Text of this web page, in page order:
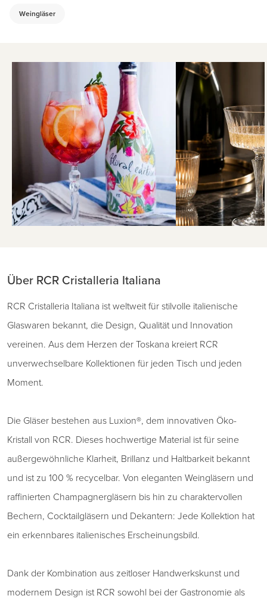
Weingläser
Über RCR Cristalleria Italiana
RCR Cristalleria Italiana ist weltweit für stilvolle italienische
Glaswaren bekannt, die Design, Qualität und Innovation
vereinen. Aus dem Herzen der Toskana kreiert RCR
unverwechselbare Kollektionen für jeden Tisch und jeden
Moment.
Die Gläser bestehen aus Luxion®, dem innovativen Öko-
Kristall von RCR. Dieses hochwertige Material ist für seine
außergewöhnliche Klarheit, Brillanz und Haltbarkeit bekannt
und ist zu 100 % recycelbar. Von eleganten Weingläsern und
raffinierten Champagnergläsern bis hin zu charaktervollen
Bechern, Cocktailgläsern und Dekantern: Jede Kollektion hat
ein erkennbares italienisches Erscheinungsbild.
Dank der Kombination aus zeitloser Handwerkskunst und
modernem Design ist RCR sowohl bei der Gastronomie als